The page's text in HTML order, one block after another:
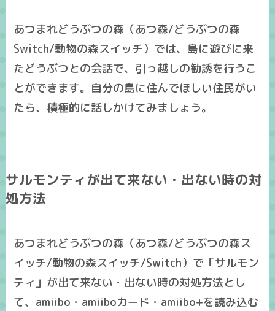
あつまれどうぶつの森（あつ森/どうぶつの森
Switch/動物の森スイッチ）では、島に遊びに来
たどうぶつとの会話で、引っ越しの勧誘を行うこ
とができます。自分の島に住んでほしい住民がい
たら、積極的に話しかけてみましょう。
サルモンティが出て来ない・出ない時の対
処方法
あつまれどうぶつの森（あつ森/どうぶつの森ス
イッチ/動物の森スイッチ/Switch）で「サルモン
ティ」が出て来ない・出ない時の対処方法とし
て、amiibo・amiiboカード・amiibo+を読み込む